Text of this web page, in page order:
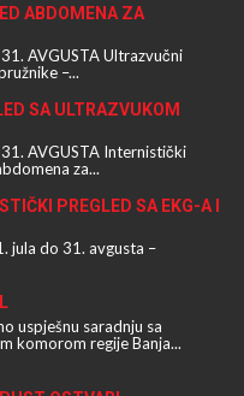
ABDOMENA ZA
AVGUSTA Ultrazvučni
–...
SA ULTRAZVUKOM
AVGUSTA Internistički
za...
PREGLED SA EKG-A I
jula do 31. avgusta –
uspješnu saradnju sa
komorom regije Banja...